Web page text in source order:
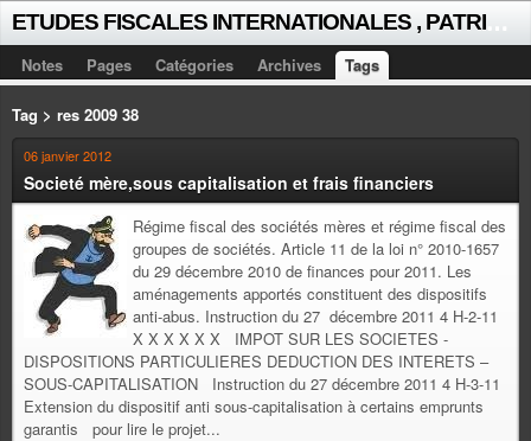
Notes Pages Catégories Archives Tags
Tag > res 2009 38
06 janvier 2012
Societé mère,sous capitalisation et frais financiers
Régime fiscal des sociétés mères et régime fiscal des
groupes de sociétés. Article 11 de la loi n° 2010-1657
du 29 décembre 2010 de finances pour 2011. Les
aménagements apportés constituent des dispositifs
anti-abus. Instruction du 27 décembre 2011 4 H-2-11
X X X X X X IMPOT SUR LES SOCIETES -
DISPOSITIONS PARTICULIERES DEDUCTION DES INTERETS –
SOUS-CAPITALISATION Instruction du 27 décembre 2011 4 H-3-11
Extension du dispositif anti sous-capitalisation à certains emprunts
garantis pour lire le projet...